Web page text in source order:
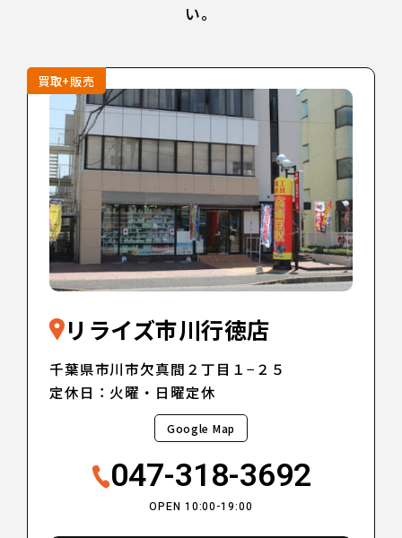
い。
買取+販売
リライズ市川行徳店
千葉県市川市欠真間２丁目１−２５
定休日：火曜・日曜定休
Google Map
047-318-3692
OPEN 10:00-19:00